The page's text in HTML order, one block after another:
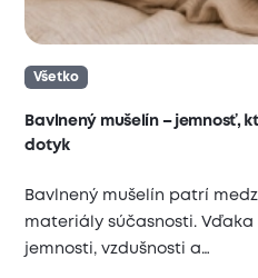
Všetko
Bavlnený mušelín – jemnosť,
dotyk
Bavlnený mušelín patrí
materiály súčasnosti.
jemnosti, vzdušnosti a…